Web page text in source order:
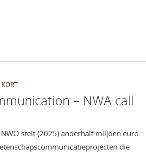
KORT
– NWA call
stelt (2025) anderhalf miljoen euro
die